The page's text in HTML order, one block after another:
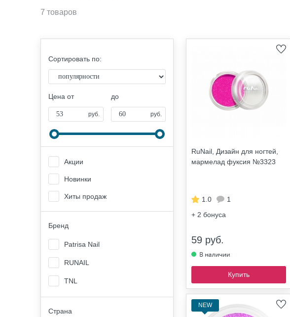
7 товаров
Сортировать по:
Цена от
руб.
до
руб.
Акции
Новинки
Хиты продаж
Бренд
Patrisa Nail
RUNAIL
TNL
Страна
RuNail, Дизайн для ногтей,
мармелад фуксия №3323
1.0
1
+ 2 бонуса
59 руб.
Купить
NEW